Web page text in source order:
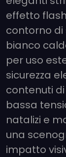
effetto
contorno di
bianco
per uso
sicurezza
contenuti
bassa
natalizi e
una
impatto